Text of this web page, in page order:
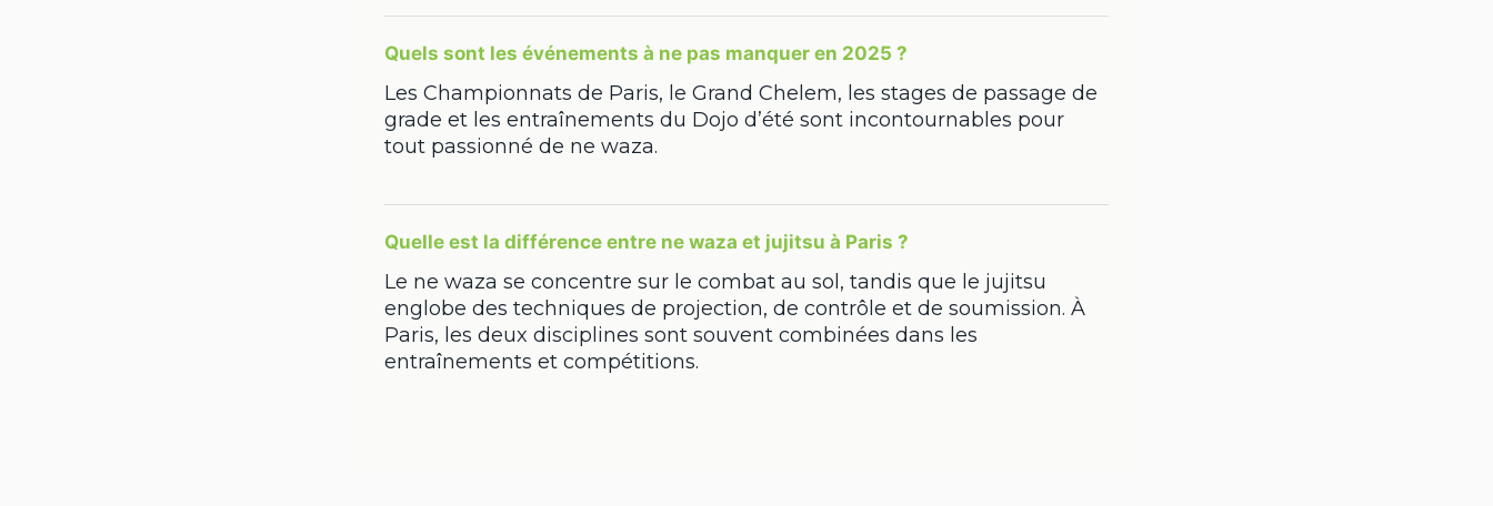
Quels sont les événements à ne pas manquer en 2025 ?
Les Championnats de Paris, le Grand Chelem, les stages de passage de
grade et les entraînements du Dojo d’été sont incontournables pour
tout passionné de ne waza.
Quelle est la différence entre ne waza et jujitsu à Paris ?
Le ne waza se concentre sur le combat au sol, tandis que le jujitsu
englobe des techniques de projection, de contrôle et de soumission. À
Paris, les deux disciplines sont souvent combinées dans les
entraînements et compétitions.